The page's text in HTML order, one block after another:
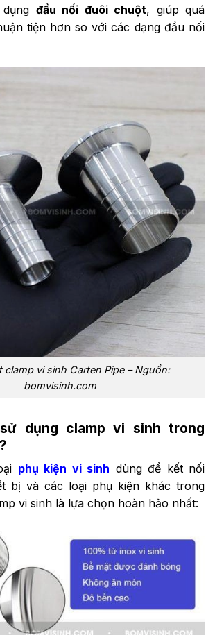
đầu nối đuôi chuột, giúp quá
tiện hơn so với các dạng đầu nối
vi sinh Carten Pipe – Nguồn:
bomvisinh.com
dụng clamp vi sinh trong
phụ kiện vi sinh dùng để kết nối
bị và các loại phụ kiện khác trong
vi sinh là lựa chọn hoàn hảo nhất: